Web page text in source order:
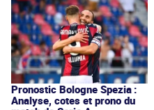
Pronostic Bologne Spezia :
Analyse, cotes et prono du